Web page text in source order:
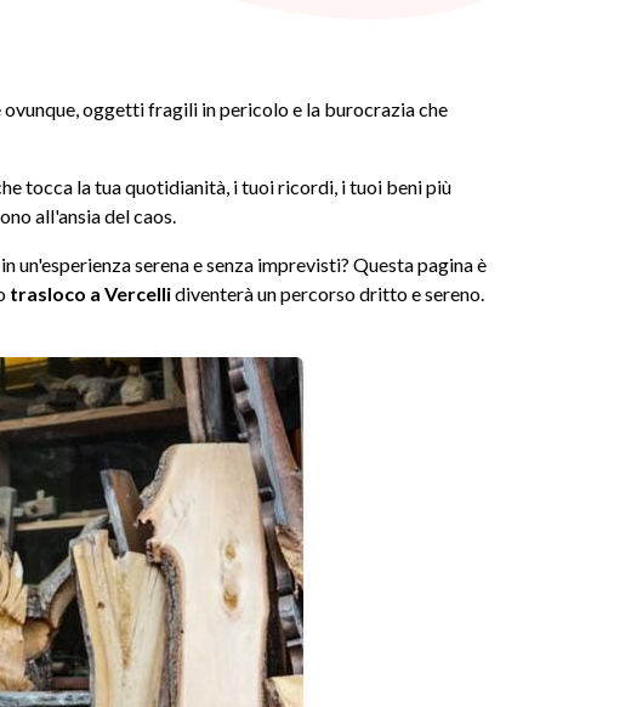
oggetti fragili in pericolo e la burocrazia che
tocca la tua quotidianità, i tuoi ricordi, i tuoi beni più
all'ansia del caos.
serena e senza imprevisti? Questa pagina è
trasloco a Vercellidiventerà un percorso dritto e sereno.